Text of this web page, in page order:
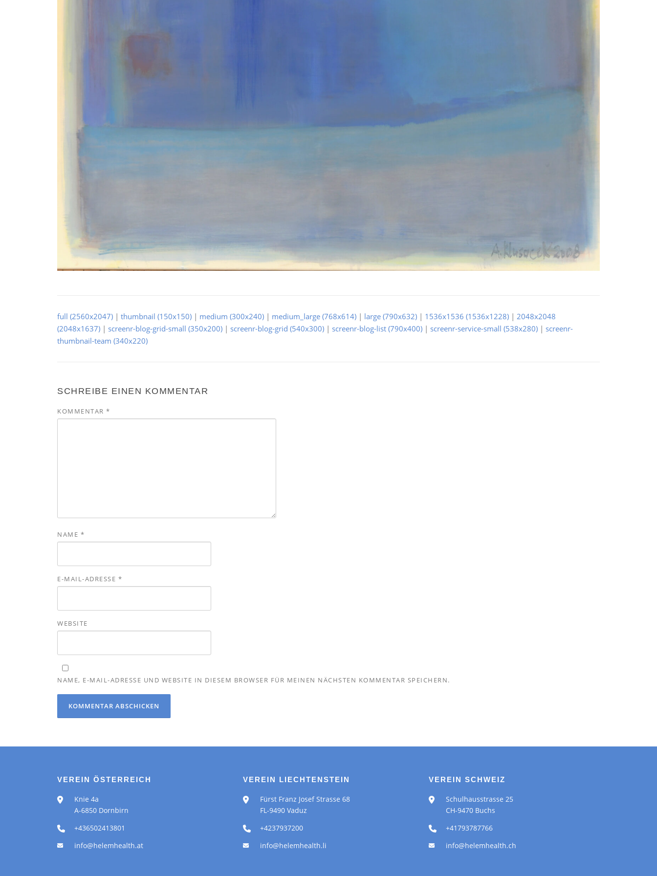
full (2560x2047) | thumbnail (150x150) | medium (300x240) | medium_large (768x614) | large (790x632) | 1536x1536 (1536x1228) | 2048x2048
(2048x1637) | screenr-blog-grid-small (350x200) | screenr-blog-grid (540x300) | screenr-blog-list (790x400) | screenr-service-small (538x280) | screenr-
thumbnail-team (340x220)
SCHREIBE EINEN KOMMENTAR
KOMMENTAR *
NAME *
E-MAIL-ADRESSE *
WEBSITE
NAME, E-MAIL-ADRESSE UND WEBSITE IN DIESEM BROWSER FÜR MEINEN NÄCHSTEN KOMMENTAR SPEICHERN.
VEREIN ÖSTERREICH
Knie 4a
A-6850 Dornbirn
+436502413801
info@helemhealth.at
VEREIN LIECHTENSTEIN
Fürst Franz Josef Strasse 68
FL-9490 Vaduz
+4237937200
info@helemhealth.li
VEREIN SCHWEIZ
Schulhausstrasse 25
CH-9470 Buchs
+41793787766
info@helemhealth.ch